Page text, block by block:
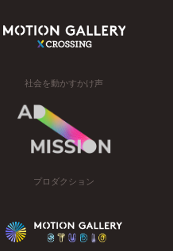
社会を動かすかけ声
プロダクション